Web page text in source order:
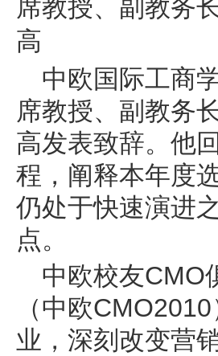
席教授、副教务
高
中欧国际工商
席教授、副教务
高发表致辞。他
程，阐释本年度
仍处于快速演进
点。
中欧校友CMO
（中欧
业，深刻改变营